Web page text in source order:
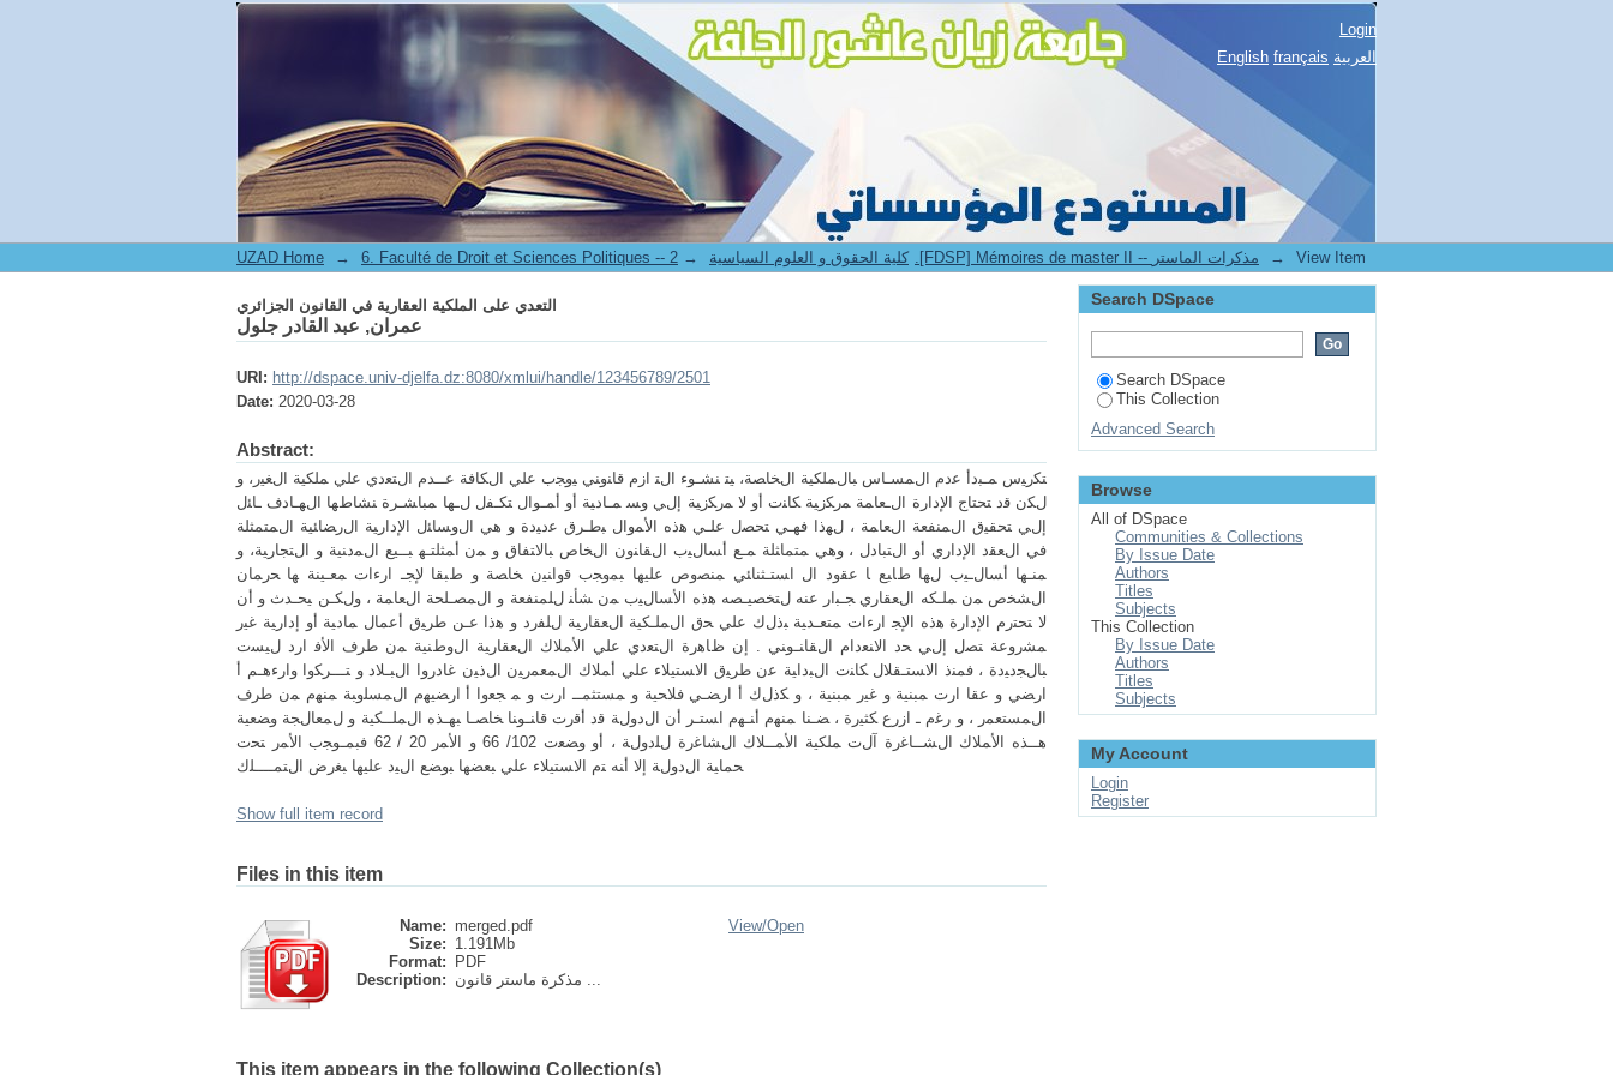
التعدي على الملكية العقارية في القانون الجزائري
Login
English français العربية
UZAD Home → 6. Faculté de Droit et Sciences Politiques -- كلية الحقوق و العلوم السياسية → 2.[FDSP] Mémoires de master II -- مذكرات الماستر → View Item
التعدي على الملكية العقارية في القانون الجزائري
عمران, عبد القادر جلول
URI: http://dspace.univ-djelfa.dz:8080/xmlui/handle/123456789/2501
Date: 2020-03-28
Abstract:
ﺘﻜرﻴس ﻤـﺒدأ ﻋدم اﻝﻤﺴـﺎس ﺒﺎﻝﻤﻠﻜﻴﺔ اﻝﺨﺎﺼﺔ، ﻴﺘ ﻨﺸـوء اﻝﺘ ازم ﻗﺎﻨوﻨﻲ ﻴوﺠب ﻋﻠﻲ اﻝﻜﺎﻓﺔ ﻋــدم اﻝﺘﻌدي ﻋﻠﻲ ﻤﻠﻜﻴﺔ اﻝﻐﻴر، و
ﻝﻜن ﻗد ﺘﺤﺘﺎج اﻹدارة اﻝـﻌﺎﻤﺔ ﻤرﻜزﻴﺔ ﻜﺎﻨت أو ﻻ ﻤرﻜزﻴﺔ إﻝﻲ وﺴ ﻤـﺎدﻴﺔ أو أﻤـوال ﺘﻜـﻔل ﻝـﻬﺎ ﻤﺒﺎﺸـرة ﻨﺸﺎطﻬﺎ اﻝﻬـﺎدف ـﺎﺌل
إﻝﻲ ﺘﺤﻘﻴق اﻝﻤﻨﻔﻌﺔ اﻝﻌﺎﻤﺔ ، ﻝﻬذا ﻓﻬـﻲ ﺘﺤﺼل ﻋﻠـﻲ ﻫذﻩ اﻷﻤوال ﺒطـرق ﻋدﻴدة و ﻫﻲ اﻝوﺴﺎﺌل اﻹدارﻴﺔ اﻝرﻀﺎﺌﻴﺔ اﻝﻤﺘﻤﺜﻠﺔ
ﻓﻲ اﻝﻌﻘد اﻹداري أو اﻝﺘﺒﺎدل ، وﻫﻲ ﻤﺘﻤﺎﺜﻠﺔ ﻤـﻊ أﺴﺎﻝﻴب اﻝﻘﺎﻨون اﻝﺨﺎص ﺒﺎﻻﺘﻔﺎق و ﻤن أﻤﺜﻠﺘـﻬ ﺒــﻴﻊ اﻝﻤدﻨﻴﺔ و اﻝﺘﺠﺎرﻴﺔ، و
ﻤﻨـﻬﺎ أﺴﺎﻝـﻴب ﻝﻬﺎ طﺎﺒﻊ ﺎ ﻋﻘود اﻝ اﺴﺘـﺜﻨﺎﺌﻲ ﻤﻨﺼوص ﻋﻠﻴﻬﺎ ﺒﻤوﺠب ﻗواﻨﻴن ﺨﺎﺼﺔ و طﺒﻘﺎ ﻹﺠـ ارءات ﻤﻌـﻴﻨﺔ ﻬﺎ ﺤرﻤﺎن
اﻝﺸﺨص ﻤن ﻤﻠـﻜﻪ اﻝﻌﻘﺎري ﺠـﺒار ﻋﻨﻪ ﻝﺘﺨﺼﻴـﺼﻪ ﻫذﻩ اﻷﺴﺎﻝﻴب ﻤن ﺸﺄﻨ ﻝﻠﻤﻨﻔﻌﺔ و اﻝﻤﺼـﻠﺤﺔ اﻝﻌﺎﻤﺔ ، وﻝﻜـن ﻴﺤـدث و أن
ﻻ ﺘﺤﺘرم اﻹدارة ﻫذﻩ اﻹﺠ ارءات ﻤﺘﻌـدﻴﺔ ﺒذﻝك ﻋﻠﻲ ﺤق اﻝﻤﻠـﻜﻴﺔ اﻝﻌﻘﺎرﻴﺔ ﻝﻠﻔرد و ﻫذا ﻋـن طرﻴق أﻋﻤﺎل ﻤﺎدﻴﺔ أو إدارﻴﺔ ﻏﻴر
ﻤﺸروﻋﺔ ﺘﺼل إﻝﻲ ﺤد اﻻﻨﻌدام اﻝﻘﺎﻨـوﻨﻲ . إن ظﺎﻫرة اﻝﺘﻌدي ﻋﻠﻲ اﻷﻤﻼك اﻝﻌﻘﺎرﻴﺔ اﻝوطﻨﻴﺔ ﻤن طرف اﻷﻓ ارد ﻝﻴﺴت
ﺒﺎﻝﺠدﻴدة ، ﻓﻤﻨذ اﻻﺴﺘـﻘﻼل ﻜﺎﻨت اﻝﺒداﻴﺔ ﻋن طرﻴق اﻻﺴﺘﻴﻼء ﻋﻠﻲ أﻤﻼك اﻝﻤﻌﻤرﻴن اﻝذﻴن ﻏﺎدروا اﻝﺒـﻼد و ﺘـــرﻜوا وارءﻫـم أ
ارﻀﻲ و ﻋﻘﺎ ارت ﻤﺒﻨﻴﺔ و ﻏﻴر ﻤﺒﻨﻴﺔ ، و ﻜذﻝك أ ارﻀـﻲ ﻓﻼﺤﻴﺔ و ﻤﺴﺘﺜﻤــ ارت و ﻤ ﺠﻌوا أ ارﻀﻴﻬم اﻝﻤﺴﻠوﺒﺔ ﻤﻨﻬم ﻤن طرف
اﻝﻤﺴﺘﻌﻤر ، و رﻏم ـ ازرع ﻜﺜﻴرة ، ﻀـﻨﺎ ﻤﻨﻬم أﻨـﻬم اﺴﺘـر أن اﻝدوﻝﺔ ﻗد أﻗرت ﻗﺎﻨـوﻨﺎ ﺨﺎﺼـﺎ ﺒﻬـذﻩ اﻝﻤﻠــﻜﻴﺔ و ﻝﻤﻌﺎﻝﺠﺔ وﻀﻌﻴﺔ
ﻫــذﻩ اﻷﻤﻼك اﻝﺸــﺎﻏرة آﻝت ﻤﻠﻜﻴﺔ اﻷﻤــﻼك اﻝﺸﺎﻏرة ﻝﻠدوﻝﺔ ، أو وﻀﻌت 102/ 66 و اﻷﻤر 20 / 62 ﻓﺒﻤـوﺠب اﻷﻤر ﺘﺤت
ﺤﻤﺎﻴﺔ اﻝدوﻝﺔ إﻻ أﻨﻪ ﺘم اﻻﺴﺘﻴﻼء ﻋﻠﻲ ﺒﻌﻀﻬﺎ ﺒوﻀﻊ اﻝﻴد ﻋﻠﻴﻬﺎ ﺒﻐرض اﻝﺘﻤــــﻠك
Show full item record
Files in this item
Name: merged.pdf
Size: 1.191Mb
Format:
PDF
Description:
مذكرة ماستر قانون ...
View/Open
This item appears in the following Collection(s)
Search DSpace
Search DSpace
This Collection
Advanced Search
Browse
All of DSpace
Communities & Collections
By Issue Date
Authors
Titles
Subjects
This Collection
By Issue Date
Authors
Titles
Subjects
My Account
Login
Register